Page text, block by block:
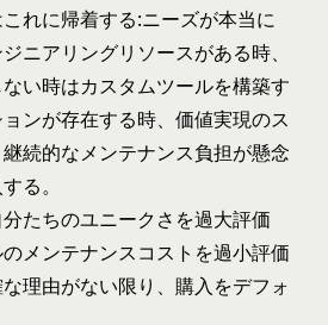
れに帰着する:ニーズが本当に
ニアリングリソースがある時、
い時はカスタムツールを構築す
ンが存在する時、価値実現のス
続的なメンテナンス負担が懸念
る。
たちのユニークさを過大評価
メンテナンスコストを過小評価
理由がない限り、購入をデフォ